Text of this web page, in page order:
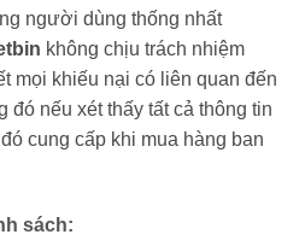
người dùng thống nhất
không chịu trách nhiệm
mọi khiếu nại có liên quan đến
đó nếu xét thấy tất cả thông tin
cung cấp khi mua hàng ban
sách: